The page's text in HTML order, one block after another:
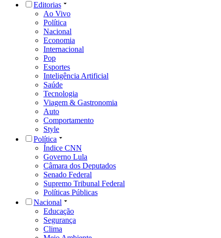
Editorias
Ao Vivo
Política
Nacional
Economia
Internacional
Pop
Esportes
Inteligência Artificial
Saúde
Tecnologia
Viagem & Gastronomia
Auto
Comportamento
Style
Política
Índice CNN
Governo Lula
Câmara dos Deputados
Senado Federal
Supremo Tribunal Federal
Políticas Públicas
Nacional
Educação
Segurança
Clima